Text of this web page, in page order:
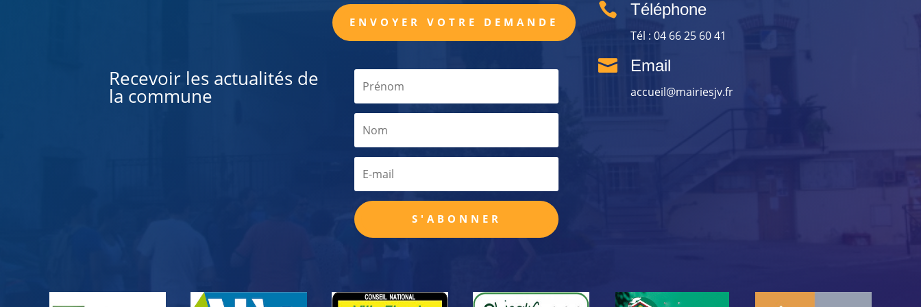
ENVOYER VOTRE DEMANDE
Recevoir les actualités de
la commune
S'ABONNER
 Téléphone
Tél : 04 66 25 60 41
 Email
accueil@mairiesjv.fr